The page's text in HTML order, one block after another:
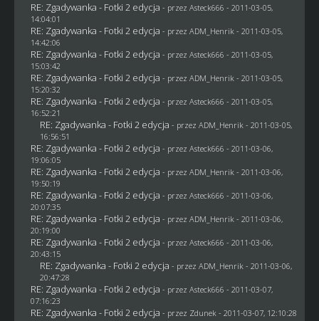
RE: Zgadywanka - Fotki 2 edycja - przez Asteck666 - 2011-03-05,
14:04:01
RE: Zgadywanka - Fotki 2 edycja - przez ADM_Henrik - 2011-03-05,
14:42:06
RE: Zgadywanka - Fotki 2 edycja - przez Asteck666 - 2011-03-05,
15:03:42
RE: Zgadywanka - Fotki 2 edycja - przez ADM_Henrik - 2011-03-05,
15:20:32
RE: Zgadywanka - Fotki 2 edycja - przez Asteck666 - 2011-03-05,
16:52:21
RE: Zgadywanka - Fotki 2 edycja - przez ADM_Henrik - 2011-03-05,
16:56:51
RE: Zgadywanka - Fotki 2 edycja - przez Asteck666 - 2011-03-06,
19:06:05
RE: Zgadywanka - Fotki 2 edycja - przez ADM_Henrik - 2011-03-06,
19:50:19
RE: Zgadywanka - Fotki 2 edycja - przez Asteck666 - 2011-03-06,
20:07:35
RE: Zgadywanka - Fotki 2 edycja - przez ADM_Henrik - 2011-03-06,
20:19:00
RE: Zgadywanka - Fotki 2 edycja - przez Asteck666 - 2011-03-06,
20:43:15
RE: Zgadywanka - Fotki 2 edycja - przez ADM_Henrik - 2011-03-06,
20:47:28
RE: Zgadywanka - Fotki 2 edycja - przez Asteck666 - 2011-03-07,
07:16:23
RE: Zgadywanka - Fotki 2 edycja - przez Zdunek - 2011-03-07, 12:10:28